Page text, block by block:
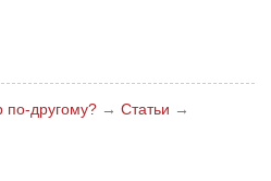
по-другому? → Статьи →